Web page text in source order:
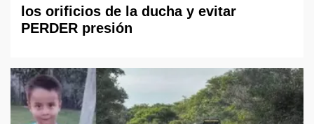
los orificios de la ducha y evitar
PERDER presión